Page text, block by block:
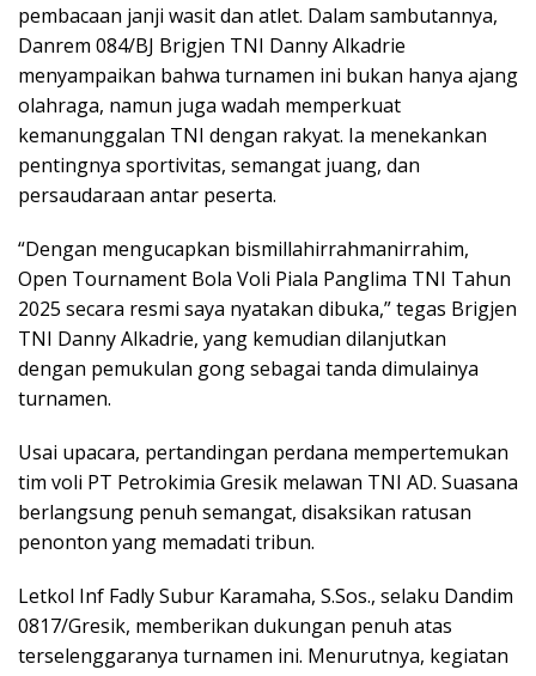
pembacaan janji wasit dan atlet. Dalam sambutannya,
Danrem 084/BJ Brigjen TNI Danny Alkadrie
menyampaikan bahwa turnamen ini bukan hanya ajang
olahraga, namun juga wadah memperkuat
kemanunggalan TNI dengan rakyat. Ia menekankan
pentingnya sportivitas, semangat juang, dan
persaudaraan antar peserta.
“Dengan mengucapkan bismillahirrahmanirrahim,
Open Tournament Bola Voli Piala Panglima TNI Tahun
2025 secara resmi saya nyatakan dibuka,” tegas Brigjen
TNI Danny Alkadrie, yang kemudian dilanjutkan
dengan pemukulan gong sebagai tanda dimulainya
turnamen.
Usai upacara, pertandingan perdana mempertemukan
tim voli PT Petrokimia Gresik melawan TNI AD. Suasana
berlangsung penuh semangat, disaksikan ratusan
penonton yang memadati tribun.
Letkol Inf Fadly Subur Karamaha, S.Sos., selaku Dandim
0817/Gresik, memberikan dukungan penuh atas
terselenggaranya turnamen ini. Menurutnya, kegiatan